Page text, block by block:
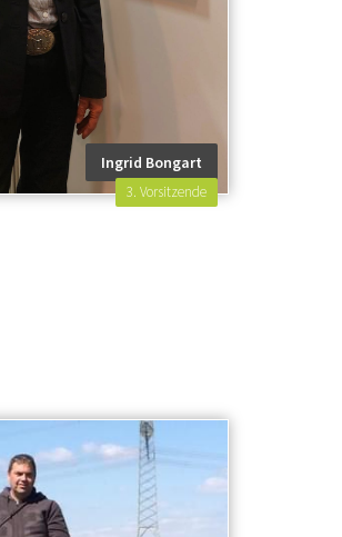
Ingrid Bongart
3. Vorsitzende